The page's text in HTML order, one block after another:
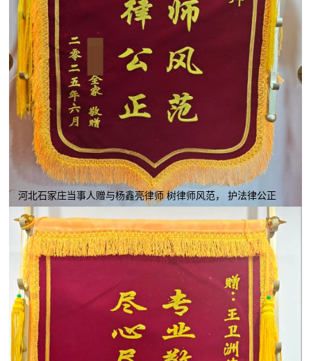
河北石家庄当事人赠与杨鑫亮律师 树律师风范， 护法律公正